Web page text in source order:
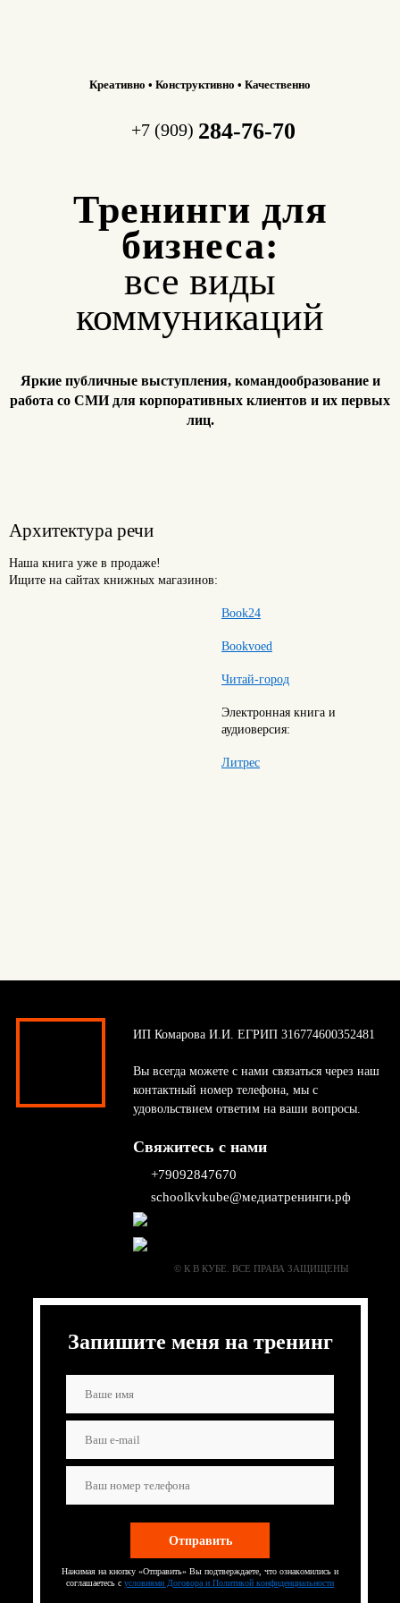
Креативно • Конструктивно • Качественно
+7 (909) 284-76-70
Тренинги для
бизнеса:
все виды
коммуникаций
Яркие публичные выступления, командообразование и
работа со СМИ для корпоративных клиентов и их первых
лиц.
Архитектура речи
Наша книга уже в продаже!
Ищите на сайтах книжных магазинов:
Book24
Bookvoed
Читай-город
Электронная книга и
аудиоверсия:
Литрес
ИП Комарова И.И. ЕГРИП 316774600352481
Вы всегда можете с нами связаться через наш
контактный номер телефона, мы с
удовольствием ответим на ваши вопросы.
Свяжитесь с нами
+79092847670
schoolkvkube@медиатренинги.рф
© К В КУБЕ. ВСЕ ПРАВА ЗАЩИЩЕНЫ
Запишите меня на тренинг
Нажимая на кнопку «Отправить» Вы подтверждаете, что ознакомились и
соглашаетесь с условиями Договора и Политикой конфиденциальности